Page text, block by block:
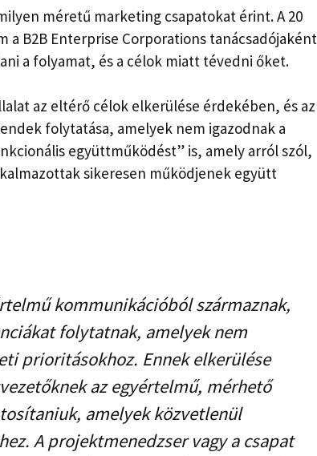
méretű marketing csapatokat érint. A 20
B2B Enterprise Corporations tanácsadójaként
a folyamat, és a célok miatt tévedni őket.
az eltérő célok elkerülése érdekében, és az
folytatása, amelyek nem igazodnak a
együttműködést” is, amely arról szól,
sikeresen működjenek együtt
kommunikációból származnak,
folytatnak, amelyek nem
prioritásokhoz. Ennek elkerülése
az egyértelmű, mérhető
amelyek közvetlenül
A projektmenedzser vagy a csapat